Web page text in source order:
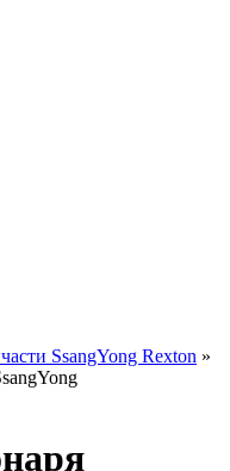
SsangYong Rexton »